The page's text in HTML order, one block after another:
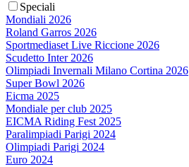
Speciali
Mondiali 2026
Roland Garros 2026
Sportmediaset Live Riccione 2026
Scudetto Inter 2026
Olimpiadi Invernali Milano Cortina 2026
Super Bowl 2026
Eicma 2025
Mondiale per club 2025
EICMA Riding Fest 2025
Paralimpiadi Parigi 2024
Olimpiadi Parigi 2024
Euro 2024